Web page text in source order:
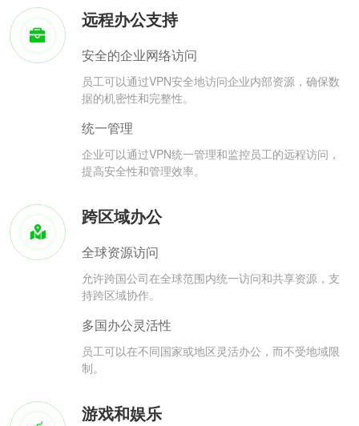
远程办公支持
安全的企业网络访问
员工可以通过VPN安全地访问企业内部资源，确保数
据的机密性和完整性。
统一管理
企业可以通过VPN统一管理和监控员工的远程访问，
提高安全性和管理效率。
跨区域办公
全球资源访问
允许跨国公司在全球范围内统一访问和共享资源，支
持跨区域协作。
多国办公灵活性
员工可以在不同国家或地区灵活办公，而不受地域限
制。
游戏和娱乐